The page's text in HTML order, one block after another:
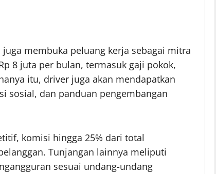
membuka peluang kerja sebagai mitra
8 juta per bulan, termasuk gaji pokok,
itu, driver juga akan mendapatkan
sosial, dan panduan pengembangan
komisi hingga 25% dari total
Tunjangan lainnya meliputi
sesuai undang-undang